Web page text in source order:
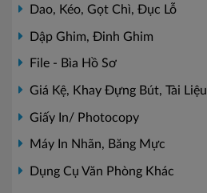
Dao, Kéo, Gọt Chì, Đục Lỗ
Dập Ghim, Đinh Ghim
File - Bìa Hồ Sơ
Giá Kệ, Khay Đựng Bút, Tài Liệu
Giấy In/ Photocopy
Máy In Nhãn, Băng Mực
Dụng Cụ Văn Phòng Khác